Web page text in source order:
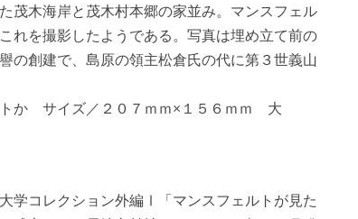
茂木海岸と茂木村本郷の家並み。マンスフェル
れを撮影したようである。写真は埋め立て前の
の創建で、島原の領主松倉氏の代に第３世義山
か サイズ／２０７ｍｍ×１５６ｍｍ 大
学コレクション外編Ⅰ「マンスフェルトが見た